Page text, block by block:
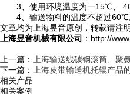
3、使用环境温度为一15℃、
4、输送物料的温度不超过60℃
文章均为上海昱音原创，转载请注明
上海昱音机械有限公司 ：http://
上一篇： 上海输送线碳钢滚筒、聚氨
下一篇： 上海皮带输送机托辊产品
相关产品
相关案例